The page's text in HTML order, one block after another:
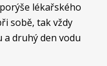
lékařského
sobě, tak vždy
a druhý den vodu